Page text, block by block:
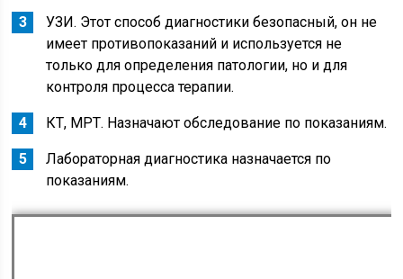
УЗИ. Этот способ диагностики безопасный, он не
имеет противопоказаний и используется не
только для определения патологии, но и для
контроля процесса терапии.
КТ, МРТ. Назначают обследование по показаниям.
Лабораторная диагностика назначается по
показаниям.